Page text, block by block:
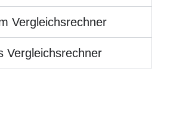
Vergleichsrechner
Vergleichsrechner